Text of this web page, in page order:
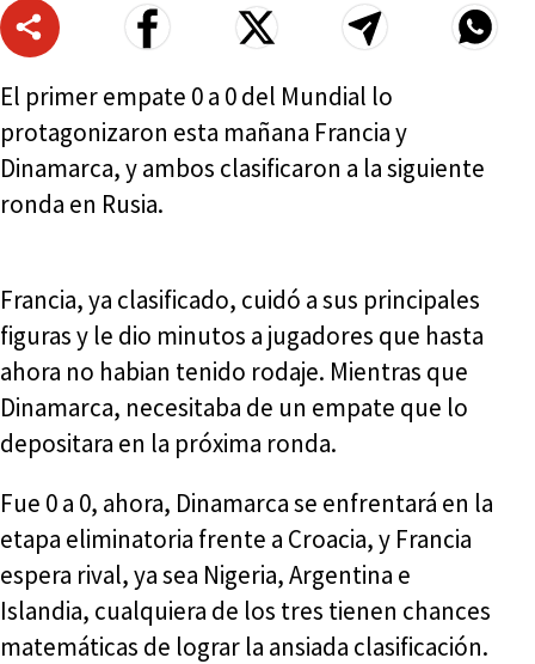
El primer empate 0 a 0 del Mundial lo
protagonizaron esta mañana Francia y
Dinamarca, y ambos clasificaron a la siguiente
ronda en Rusia.
Francia, ya clasificado, cuidó a sus principales
figuras y le dio minutos a jugadores que hasta
ahora no habian tenido rodaje. Mientras que
Dinamarca, necesitaba de un empate que lo
depositara en la próxima ronda.
Fue 0 a 0, ahora, Dinamarca se enfrentará en la
etapa eliminatoria frente a Croacia, y Francia
espera rival, ya sea Nigeria, Argentina e
Islandia, cualquiera de los tres tienen chances
matemáticas de lograr la ansiada clasificación.